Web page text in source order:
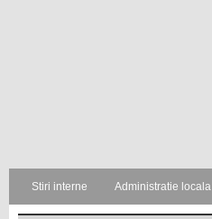
Stiri interne Administratie locala